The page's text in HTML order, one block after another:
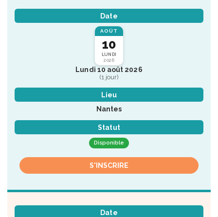
Date
AOÛT
10
LUNDI
2026
Lundi 10 août 2026
(1 jour)
Lieu
Nantes
Statut
Disponible
S'INSCRIRE
Date